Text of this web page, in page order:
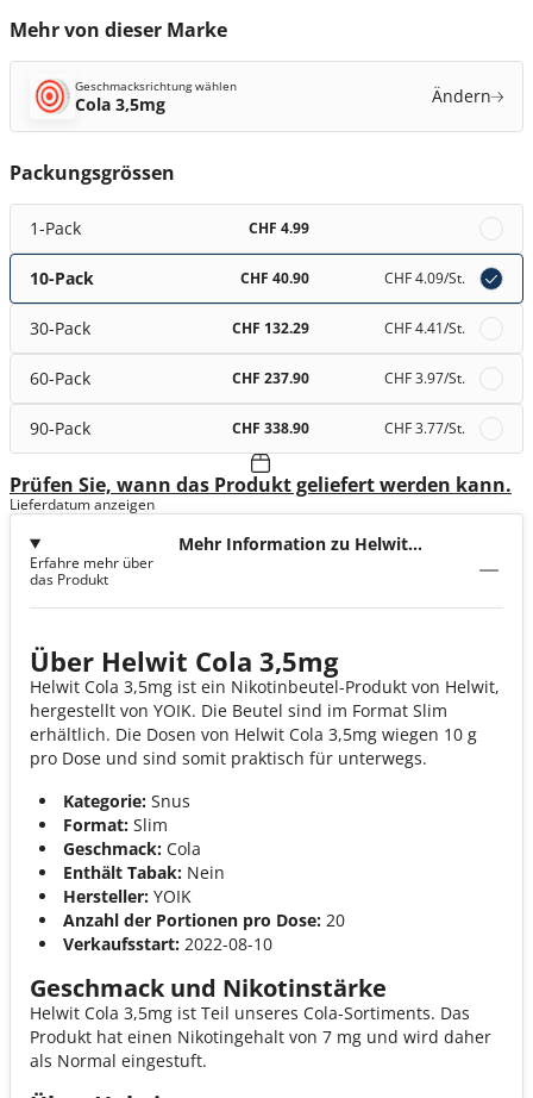
Mehr von dieser Marke
Geschmacksrichtung wählen
Cola 3,5mg Ändern
Packungsgrössen
1-Pack CHF 4.99
10-Pack CHF 40.90 CHF 4.09/St.
30-Pack CHF 132.29 CHF 4.41/St.
60-Pack CHF 237.90 CHF 3.97/St.
90-Pack CHF 338.90 CHF 3.77/St.
Prüfen Sie, wann das Produkt geliefert werden kann.
Lieferdatum anzeigen
Mehr Information zu Helwit
Erfahre mehr über
das Produkt
Über Helwit Cola 3,5mg
Helwit Cola 3,5mg ist ein Nikotinbeutel-Produkt von Helwit,
hergestellt von YOIK. Die Beutel sind im Format Slim
erhältlich. Die Dosen von Helwit Cola 3,5mg wiegen 10 g
pro Dose und sind somit praktisch für unterwegs.
Kategorie: Snus
Format: Slim
Geschmack: Cola
Enthält Tabak: Nein
Hersteller: YOIK
Anzahl der Portionen pro Dose: 20
Verkaufsstart: 2022-08-10
Geschmack und Nikotinstärke
Helwit Cola 3,5mg ist Teil unseres Cola-Sortiments. Das
Produkt hat einen Nikotingehalt von 7 mg und wird daher
als Normal eingestuft.